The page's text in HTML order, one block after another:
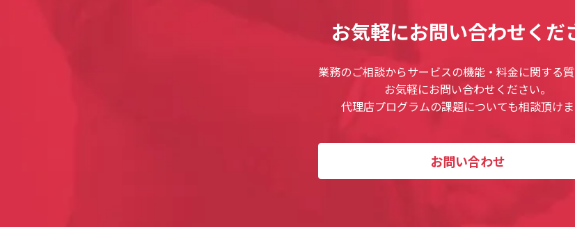
お気軽にお問い合わせくだ
業務のご相談からサービスの機能・料金に関する質
お気軽にお問い合わせください。
代理店プログラムの課題についても相談頂けま
お問い合わせ